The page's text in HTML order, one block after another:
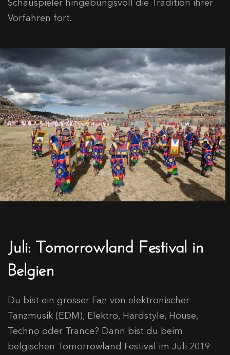
Schauspieler hingebungsvoll die Tradition ihrer
Vorfahren fort.
Juli: Tomorrowland Festival in
Belgien
Du bist ein grosser Fan von elektronischer
Tanzmusik (EDM), Elektro, Hardstyle, House,
Techno oder Trance? Dann bist du beim
belgischen Tomorrowland Festival im Juli 2019